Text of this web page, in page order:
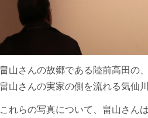
畠山さんの故郷である陸前高田の
畠山さんの実家の側を流れる気仙
これらの写真について、畠山さん